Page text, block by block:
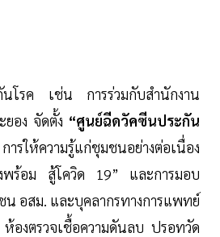
นโรค เช่น การร่วมกับสำนักงาน
ยอง จัดตั้ง “ศูนย์ฉีดวัคซีนประกัน
การให้ความรู้แก่ชุมชนอย่างต่อเนื่อง
พร้อม สู้โควิด 19” และการมอบ
อสม. และบุคลากรทางการแพทย์
องตรวจเชื้อความดันลบ ปรอทวัด